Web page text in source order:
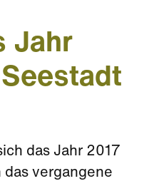
Jahr
das Jahr 2017
vergangene